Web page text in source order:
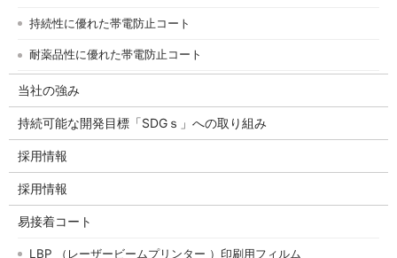
持続性に優れた帯電防止コート
耐薬品性に優れた帯電防止コート
当社の強み
持続可能な開発目標「SDGｓ」への取り組み
採用情報
採用情報
易接着コート
LBP （レーザービームプリンター ）印刷用フィルム